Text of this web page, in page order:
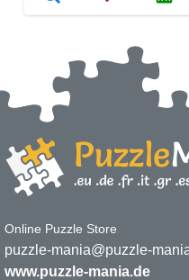
Online Puzzle Store
puzzle-mania@puzzle-
www.puzzle-mania.de